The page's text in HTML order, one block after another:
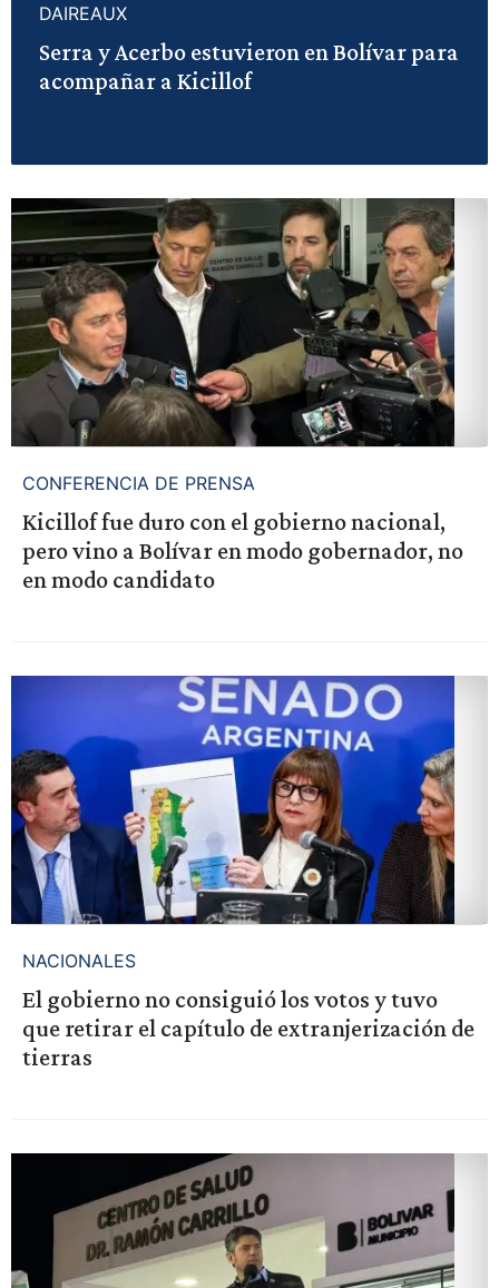
DAIREAUX
Serra y Acerbo estuvieron en Bolívar para
acompañar a Kicillof
CONFERENCIA DE PRENSA
Kicillof fue duro con el gobierno nacional,
pero vino a Bolívar en modo gobernador, no
en modo candidato
NACIONALES
El gobierno no consiguió los votos y tuvo
que retirar el capítulo de extranjerización de
tierras